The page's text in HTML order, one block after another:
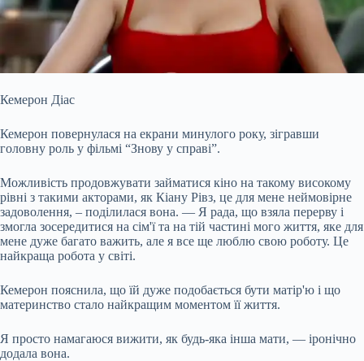
Кемерон Діас
Кемерон повернулася на екрани минулого року, зігравши
головну роль у фільмі “Знову у справі”.
Можливість продовжувати займатися кіно на такому високому
рівні з такими акторами, як Кіану Рівз, це для мене неймовірне
задоволення, – поділилася вона. — Я рада, що взяла перерву і
змогла зосередитися на сім'ї та на тій частині мого життя, яке для
мене дуже багато важить, але я все ще люблю свою роботу. Це
найкраща робота у світі.
Кемерон пояснила, що їй дуже подобається бути матір'ю і що
материнство стало найкращим моментом її життя.
Я просто намагаюся вижити, як будь-яка інша мати, — іронічно
додала вона.